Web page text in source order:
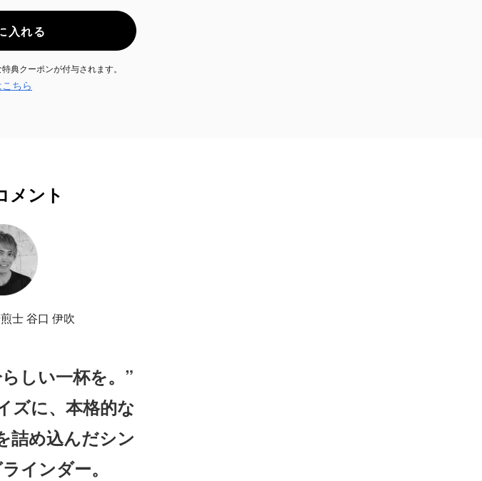
入れる
典クーポンが付与されます。
ちら
メント
士 谷口 伊吹
しい一杯を。”
ズに、本格的な
詰め込んだシン
インダー。